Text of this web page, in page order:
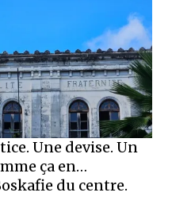
Une devise. Un
ça en…
du centre.